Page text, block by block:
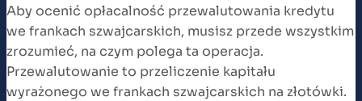
Aby ocenić opłacalność przewalutowania kredytu
we frankach szwajcarskich, musisz przede wszystkim
zrozumieć, na czym polega ta operacja.
Przewalutowanie to przeliczenie kapitału
wyrażonego we frankach szwajcarskich na złotówki.